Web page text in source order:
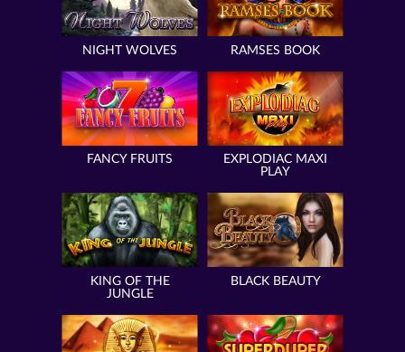
NIGHT WOLVES RAMSES BOOK
FANCY FRUITS
EXPLODIAC MAXI
PLAY
KING OF THE
JUNGLE
BLACK BEAUTY